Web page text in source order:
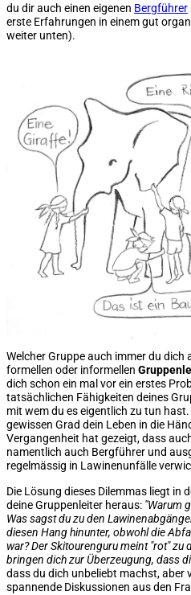
du dir auch einen eigenen Bergführer
erste Erfahrungen in einem gut
weiter unten).
Welcher Gruppe auch immer du dich
formellen oder informellen
dich schon ein mal vor ein erstes
tatsächlichen Fähigkeiten deines
mit wem du es eigentlich zu tun
gewissen Grad dein Leben in die
Vergangenheit hat gezeigt, dass
namentlich auch Bergführer und
regelmässig in Lawinenunfälle
Die Lösung dieses Dilemmas liegt in
deine Gruppenleiter heraus: "Warum
Was sagst du zu den
diesen Hang hinunter, obwohl die
war? Der Skitourenguru meint "rot" zu
bringen dich zur Überzeugung, dass
dass du dich unbeliebt machst, aber
spannende Diskussionen aus den